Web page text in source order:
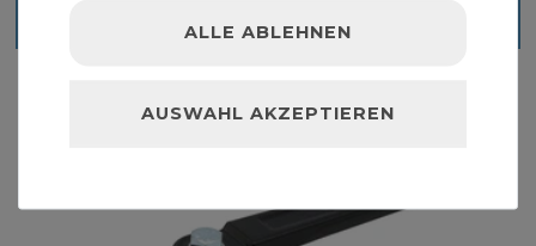
ALLE ABLEHNEN
AUSWAHL AKZEPTIEREN